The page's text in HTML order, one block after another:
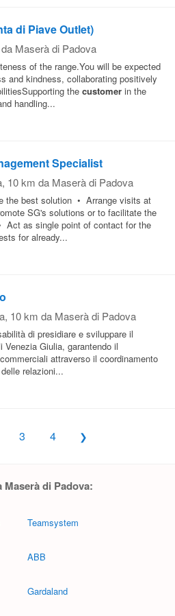
di Piave Outlet)
Maserà di Padova
of the range.You will be expected
and kindness, collaborating positively
the customer in the
handling...
Specialist
, 10 km da Maserà di Padova
the best solution • Arrange visits at
SG's solutions or to facilitate the
as single point of contact for the
for already...
, 10 km da Maserà di Padova
di presidiare e sviluppare il
Venezia Giulia, garantendo il
attraverso il coordinamento
relazioni...
3 4
di Padova:
Teamsystem
ABB
Gardaland